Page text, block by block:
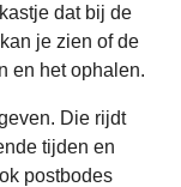
dat bij de
je zien of de
en het ophalen.
Die rijdt
tijden en
postbodes